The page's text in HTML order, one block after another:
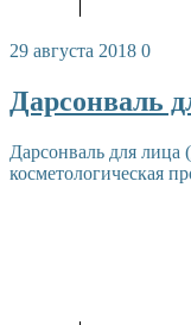
29 августа 2018 0
Дарсонваль
Дарсонваль для лица
косметологическая